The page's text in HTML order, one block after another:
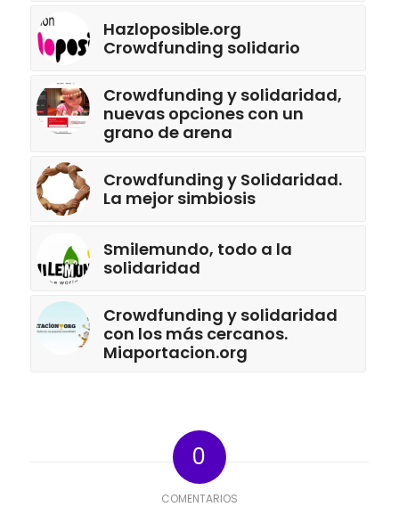
Hazloposible.org
Crowdfunding solidario
Crowdfunding y solidaridad,
nuevas opciones con un
grano de arena
Crowdfunding y Solidaridad.
La mejor simbiosis
Smilemundo, todo a la
solidaridad
Crowdfunding y solidaridad
con los más cercanos.
Miaportacion.org
0
COMENTARIOS